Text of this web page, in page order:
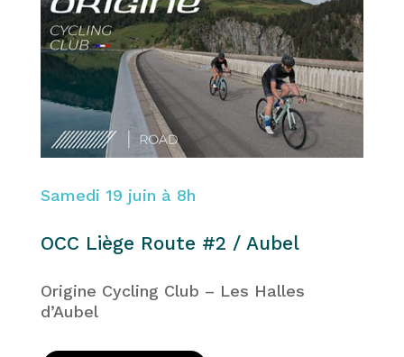
Samedi 19 juin à 8h
OCC Liège Route #2 / Aubel
Origine Cycling Club – Les Halles
d’Aubel